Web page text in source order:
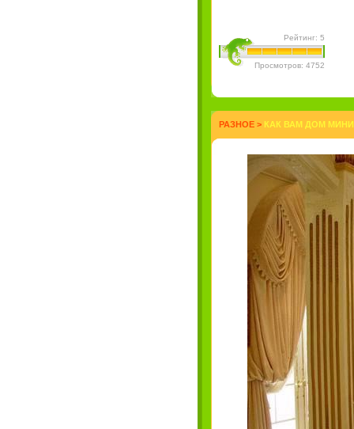
Рейтинг: 5
Просмотров: 4752
РАЗНОЕ > КАК ВАМ ДОМ